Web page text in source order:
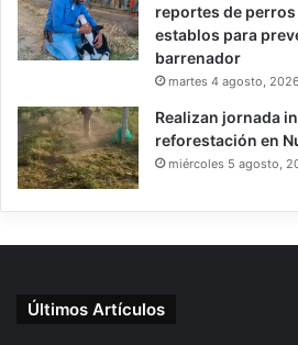
reportes de
establos para
barrenador
martes 4 agosto, 2026
Realizan jornada
reforestación en
miércoles 5 agosto,
Últimos Artículos